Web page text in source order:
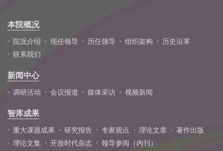
本院概况
院况介绍 现任领导 历任领导 组织架构
历史沿革
联系我们
新闻中心
调研活动 会议报道 媒体采访 视频新闻
智库成果
重大课题成果 研究报告 专家观点 理论文章
著作出版
理论文集
开放时代杂志
领导参阅（内刊）